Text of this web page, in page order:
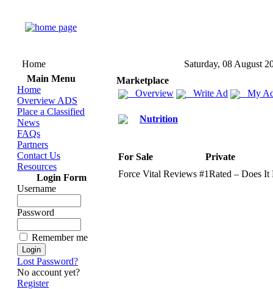
Home
Saturday, 08 August
Main Menu
Home
Overview ADS
Place a Classified
News
FAQs
Partners
Contact Us
Resources
Login Form
Username
Password
Remember me
Lost Password?
No account yet?
Register
Marketplace
Overview
Write Ad My
Nutrition
For Sale
Private
Force Vital Reviews #1Rated – Does It